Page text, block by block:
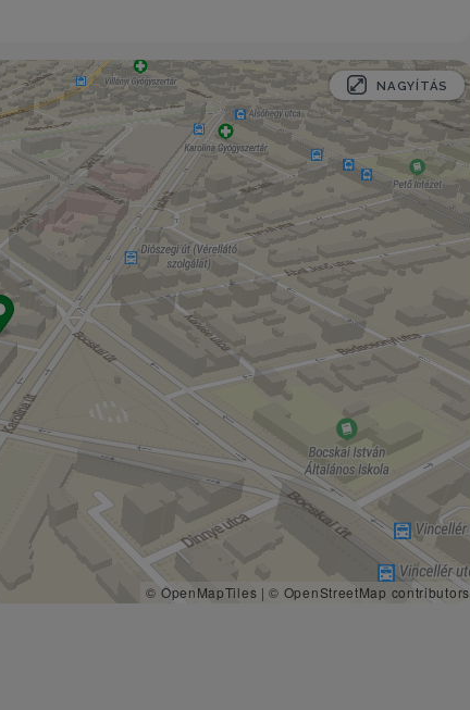
NAGYÍTÁS
© OpenMapTiles |© OpenStreetMap contributors